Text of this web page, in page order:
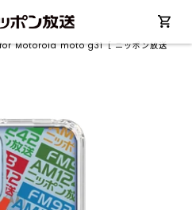
for Motorola moto g31［ ニッポン放送